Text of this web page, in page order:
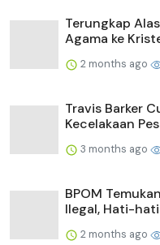
Terungkap
Agama ke
2 months ago
Travis Barker
Kecelakaan
3 months ago
BPOM
Ilegal, Hati-hati
2 months ago